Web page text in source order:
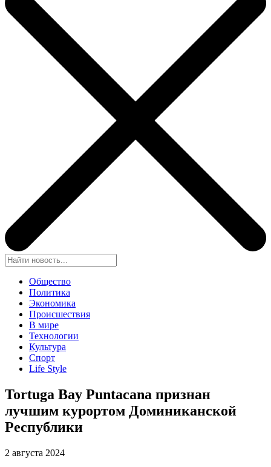
Общество
Политика
Экономика
Происшествия
В мире
Технологии
Культура
Спорт
Life Style
Tortuga Bay Puntacana признан
лучшим курортом Доминиканской
Республики
2 августа 2024